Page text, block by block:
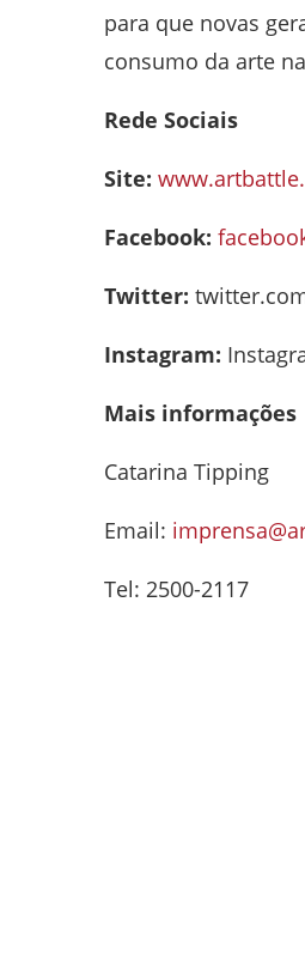
para que novas
consumo da arte
Rede Sociais
Site:
Facebook:
Twitter:
Instagram:
Mais informações
Catarina Tipping
Email:
Tel: 2500-2117